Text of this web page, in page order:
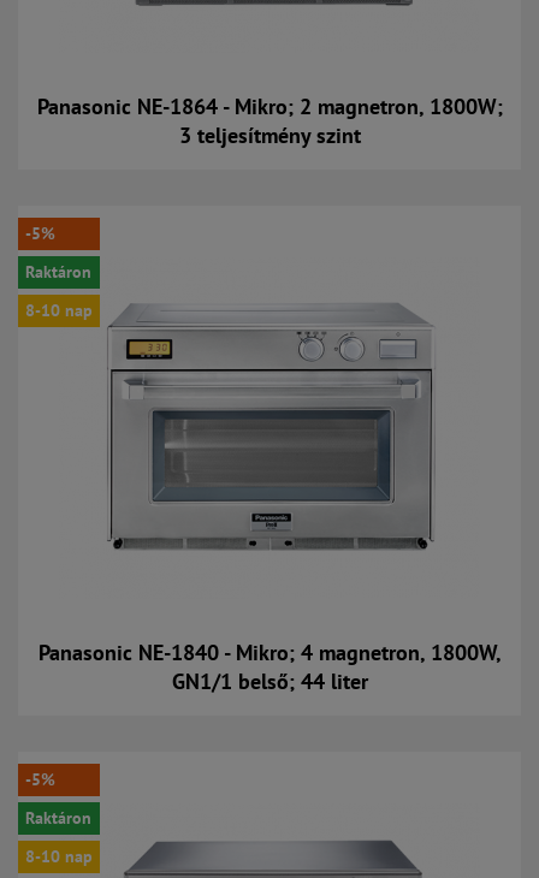
Panasonic NE-1864 - Mikro; 2 magnetron, 1800W;
3 teljesítmény szint
Kosárba
-5%
Raktáron
8-10 nap
Panasonic NE-1840 - Mikro; 4 magnetron, 1800W,
GN1/1 belső; 44 liter
Kosárba
-5%
Raktáron
8-10 nap